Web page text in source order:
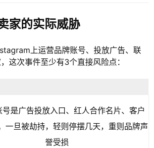
家的实际威胁
上运营品牌账号、投放广告、联
这次事件至少有3个直接风险点：
号是广告投放入口、红人合作名片、客户
一旦被劫持，轻则停摆几天，重则品牌声
誉受损